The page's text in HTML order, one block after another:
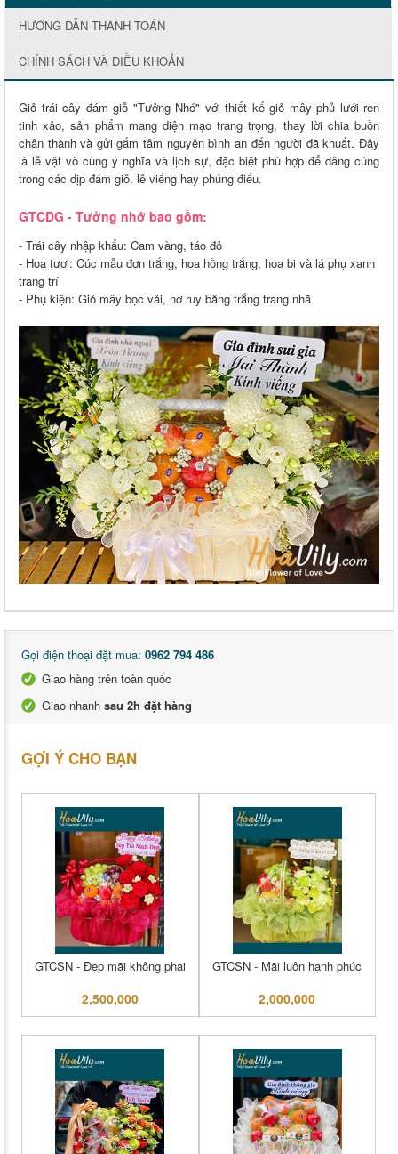
HƯỚNG DẪN THANH TOÁN
CHÍNH SÁCH VÀ ĐIỀU KHOẢN
Giỏ trái cây đám giỗ "Tưởng Nhớ" với thiết kế giỏ mây phủ lưới ren
tinh xảo, sản phẩm mang diện mạo trang trọng, thay lời chia buồn
chân thành và gửi gắm tâm nguyện bình an đến người đã khuất. Đây
là lễ vật vô cùng ý nghĩa và lịch sự, đặc biệt phù hợp để dâng cúng
trong các dịp đám giỗ, lễ viếng hay phúng điếu.
GTCDG - Tưởng nhớ bao gồm:
- Trái cây nhập khẩu: Cam vàng, táo đỏ
- Hoa tươi: Cúc mẫu đơn trắng, hoa hồng trắng, hoa bi và lá phụ xanh
trang trí
- Phụ kiện: Giỏ mây bọc vải, nơ ruy băng trắng trang nhã
Gọi điện thoại đặt mua: 0962 794 486
Giao hàng trên toàn quốc
Giao nhanh sau 2h đặt hàng
GỢI Ý CHO BẠN
GTCSN - Đẹp mãi không phai
2,500,000
GTCSN - Mãi luôn hạnh phúc
2,000,000